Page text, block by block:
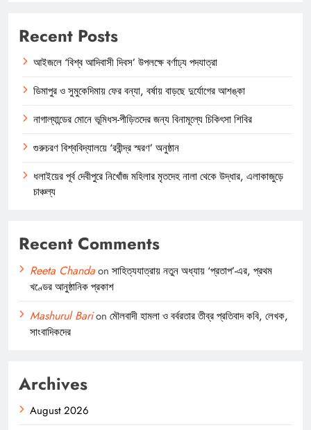
Recent Posts
আইজলে ‘বিশ্ব আদিবাসী দিবস’ উপলক্ষে বর্ণাঢ্য পদযাত্রা
ডিমাপুর ও সুমুকেদিমায় ফের বন্যা, বর্ষায় বাড়ছে দুর্যোগের আশঙ্কা
নাগাল্যান্ডের মোনে ভূমিধস-পীড়িতদের জন্য বিনামূল্যে চিকিৎসা শিবির
গুরুচরণ বিশ্ববিদ্যালয়ে ‘রবীন্দ্র স্মরণ’ অনুষ্ঠান
ধলাইয়ের পূর্ব দেবীপুরে নিখোঁজ মহিলার মৃতদেহ নালা থেকে উদ্ধার, এলাকাজুড়ে
চাঞ্চল্য
Recent Comments
Reeta Chandaon সাহিত্যযাত্রায় নতুন অধ্যায় ‘প্রতাপ’-এর, প্রথম
খণ্ডের আনুষ্ঠানিক প্রকাশ
Mashurul Barion মৌলবাদী হামলা ও বর্বরতার তীব্র প্রতিবাদ কবি, লেখক,
সাংবাদিকদের
Archives
August 2026